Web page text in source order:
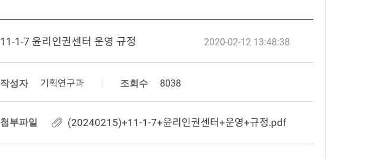
11-1-7 윤리인권센터 운영 규정
작성자 기획연구과
2020-02-12 13:48:38
조회수 8038
첨부파일 (20240215)+11-1-7+윤리인권센터+운영+규정.pdf